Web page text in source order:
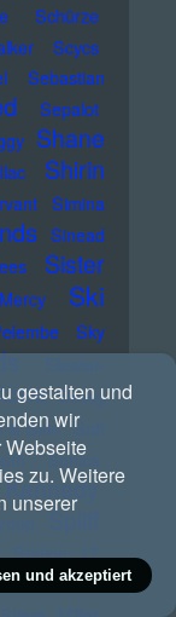
Schürze
Scycs
Sebastian
Sepalot
Shane
Shirin
Simina
Sinead
Sister
Ski
Sky
Smag
& Skin Soft
Sonics
Spliff
Station 17
Luscombe
gestalten und
wir
Webseite
zu. Weitere
unserer
und akzeptiert